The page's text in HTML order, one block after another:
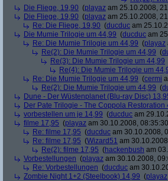
Die Fliege, 19,90 (playaz am 25.10.2008,
Die Fliege, 19,90 (playaz am 25.10.2008,
Re: Die Fliege, 19,90 (ducduc am
Die Mumie Trilogie um 44,99 (ducduc am
Re: Die Mumie Trilogie um 44,99 (playaz
Re(2): Die Mumie Trilogie um 44,99 (
Re(3): Die Mumie Trilogie um 44,99
Re(4): Die Mumie Trilogie um
Re: Die Mumie Trilogie um 44,99 (cermi
Re(2): Die Mumie Trilogie um 44,99 (
Dune - Der Wüstenplanet (Blu-ray Disc)
Der Pate Trilogie - The Coppola Restoration
vorbestellen um je 14,99 (ducduc am
filme 17,95 (playaz am 30.10.2008,
Re: filme 17,95 (ducduc am 30.10.2008,
Re: filme 17,95 (Wizard51 am
Re(2): filme 17,95 (hackenbush am
Vorbestellungen (playaz am 30.10.2008,
Re: Vorbestellungen (ducduc am
Zombie Night 1+2 (Steelbook) 14,99 (playaz